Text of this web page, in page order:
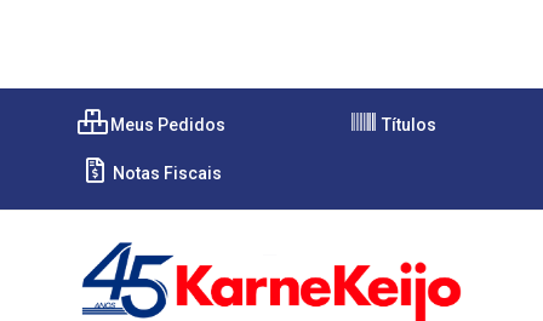
Meus Pedidos Títulos
Notas Fiscais